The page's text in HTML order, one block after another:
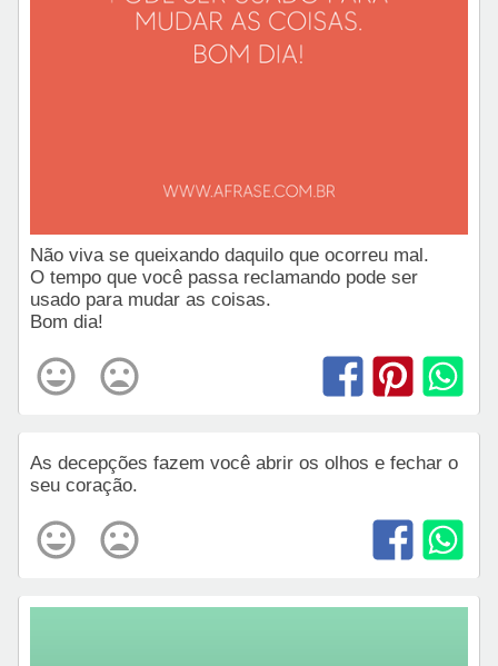
Não viva se queixando daquilo que ocorreu mal.
O tempo que você passa reclamando pode ser
usado para mudar as coisas.
Bom dia!
As decepções fazem você abrir os olhos e fechar o
seu coração.